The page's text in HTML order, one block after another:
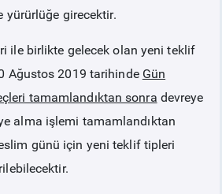
girecektir.
ile birlikte gelecek olan yeni teklif
Ağustos 2019 tarihinde Gün
tamamlandıktan sonra devreye
alma işlemi tamamlandıktan
günü için yeni teklif tipleri